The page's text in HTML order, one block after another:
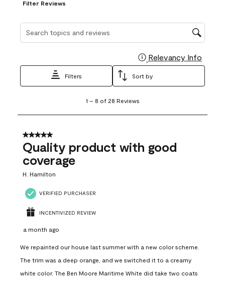
Filter Reviews
Search topics and reviews search region
Relevancy Info
Filters Sort by
8
28
Reviews
1 – 8 of 28 Reviews
5 out of 5 stars.
Quality product with good
coverage
H. Hamilton
VERIFIED PURCHASER
INCENTIVIZED REVIEW
a month ago
We repainted our house last summer with a new color scheme.
The trim was a deep orange, and we switched it to a creamy
white color. The Ben Moore Maritime White did take two coats